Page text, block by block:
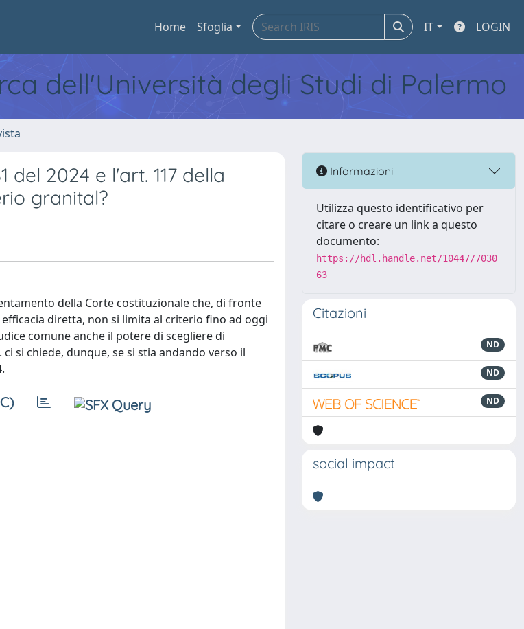
Home Sfoglia IT LOGIN
dell'Università degli Studi di Palermo
del 2024 e l'art. 117 della
granital?
della Corte costituzionale che, di fronte
diretta, non si limita al criterio fino ad oggi
comune anche il potere di scegliere di
si chiede, dunque, se si stia andando verso il
Informazioni
Utilizza questo identificativo per
citare o creare un link a questo
documento:
https://hdl.handle.net/10447/7030
63
Citazioni
ND
ND
ND
social impact